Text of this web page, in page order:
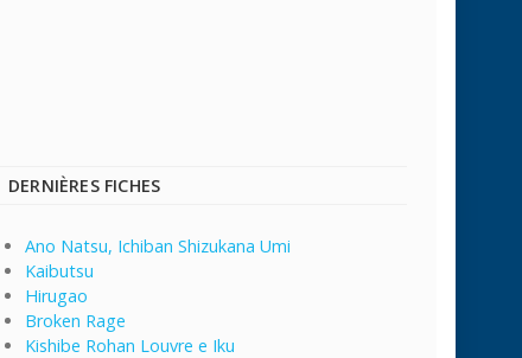
DERNIÈRES FICHES
Ano Natsu, Ichiban Shizukana Umi
Kaibutsu
Hirugao
Broken Rage
Kishibe Rohan Louvre e Iku